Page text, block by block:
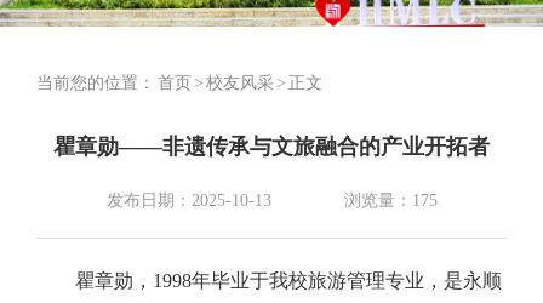
当前您的位置： 首页> 校友风采 > 正文
瞿章勋——非遗传承与文旅融合的产业开拓者
发布日期：2025-10-13 浏览量： 175
瞿章勋，1998年毕业于我校旅游管理专业，是永顺